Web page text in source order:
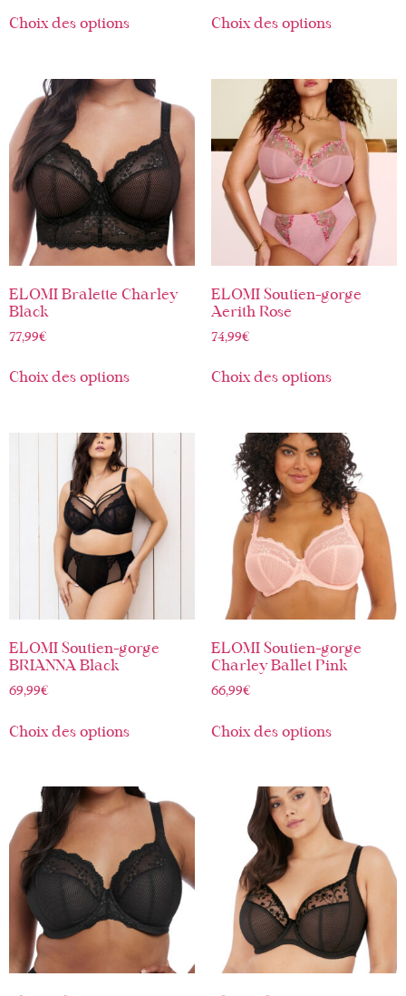
Choix des options Choix des options
ELOMI Bralette Charley
Black
77,99€
Choix des options
ELOMI Soutien-gorge
Aerith Rose
74,99€
Choix des options
ELOMI Soutien-gorge
BRIANNA Black
69,99€
Choix des options
ELOMI Soutien-gorge
Charley Ballet Pink
66,99€
Choix des options